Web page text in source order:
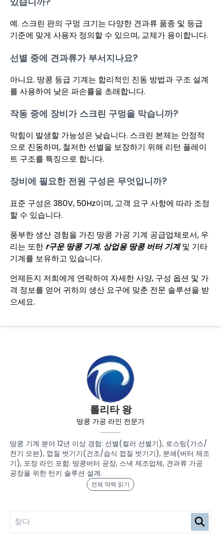
예. 스크린 판의 구멍 크기는 다양한 견과류 품종 및 등급
기준에 맞게 사용자 정의할 수 있으며, 교체가 용이합니다.
선별 중에 견과류가 부서지나요?
아니요. 땅콩 등급 기계는 합리적인 진동 방법과 구조 설계
를 사용하여 낮은 파손률을 초래합니다.
작동 중에 장비가 스크린 구멍을 막습니까?
막힘이 발생할 가능성은 낮습니다. 스크린 본체는 안정적
으로 진동하며, 철저한 선별을 보장하기 위해 리턴 플레이
트 구조를 특징으로 합니다.
장비에 필요한 전원 구성은 무엇입니까?
표준 구성은 380V, 50Hz이며, 고객 요구 사항에 따라 조정
할 수 있습니다.
풍부한 생산 경험을 가진 땅콩 가공 기계 공급업체로서, 우
리는 또한 r구운 땅콩 기계, 상업용 땅콩 버터 기계및 기타
기계를 보유하고 있습니다.
언제든지 저희에게 연락하여 자세한 사양, 구성 옵션 및 가
격 정보를 얻어 귀하의 생산 요구에 맞춘 전문 솔루션을 받
으세요.
롤리타 왕
땅콩 가공 라인 전문가
땅콩 기계 분야 12년 이상 경험: 선별(컬러 선별기), 로스팅(가스/
전기 오븐), 껍질 벗기기(건조/습식 껍질 벗기기), 분쇄(버터 제조
기), 포장 라인 포함. 땅콩버터 공장, 스낵 제조업체, 견과류 가공
공장을 위한 턴키 솔루션 설계.
전체 약력 읽기